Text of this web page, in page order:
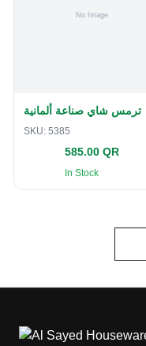
ترمس شاي صناعة ألمانية
SKU: 5385
585.00 QR
In Stock